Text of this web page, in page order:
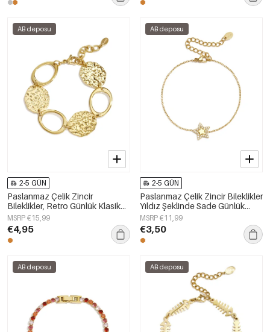
AB deposu
2-5 GÜN
Paslanmaz Çelik Zincir
Bileklikler, Retro Günlük Klasik
Seri Kadın Takıları
MSRP €15,99
€4,95
AB deposu
2-5 GÜN
Paslanmaz Çelik Zincir Bileklikler
Yıldız Şeklinde Sade Günlük
Kullanım İçin Sade Seri Kadın
Takıları
MSRP €11,99
€3,50
AB deposu AB deposu